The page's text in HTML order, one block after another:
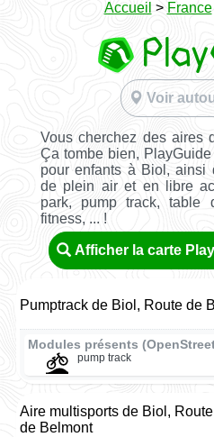
Accueil > France
Voir
Vous cherchez des aires
Ça tombe bien,
pour enfants à Biol,
de plein air et en libre
park, pump track, table
fitness, ... !
Afficher la carte
Pumptrack de Biol, Route de
Modules présents
pump track
Aire multisports de Biol, Route
de Belmont